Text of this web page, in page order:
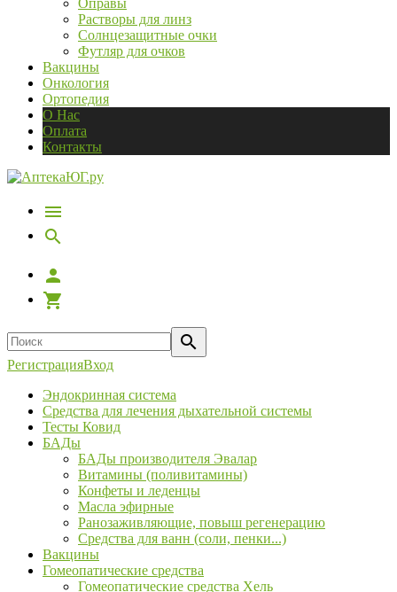
Оправы
Растворы для линз
Солнцезащитные очки
Футляр для очков
Вакцины
Онкология
Ортопедия
О Нас
Оплата
Контакты
РегистрацияВход
Эндокринная система
Средства для лечения дыхательной системы
Тесты Ковид
БАДы
БАДы производителя Эвалар
Витамины (поливитамины)
Конфеты и леденцы
Масла эфирные
Ранозаживляющие, повыш регенерацию
Средства для ванн (соли, пенки...)
Вакцины
Гомеопатические средства
Гомеопатические средства Хель